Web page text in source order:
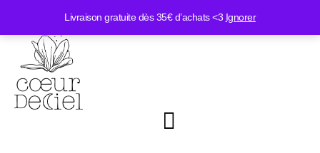
Livraison gratuite dès 35€ d’achats <3 Ignorer